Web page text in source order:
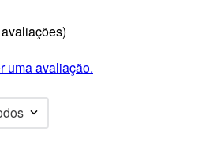
uma avaliação.